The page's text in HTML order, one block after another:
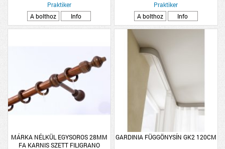
Praktiker
A bolthoz
Info
Praktiker
A bolthoz
Info
MÁRKA NÉLKÜL EGYSOROS 28MM
FA KARNIS SZETT FILIGRANO
GARDINIA FÜGGÖNYSÍN GK2 120CM